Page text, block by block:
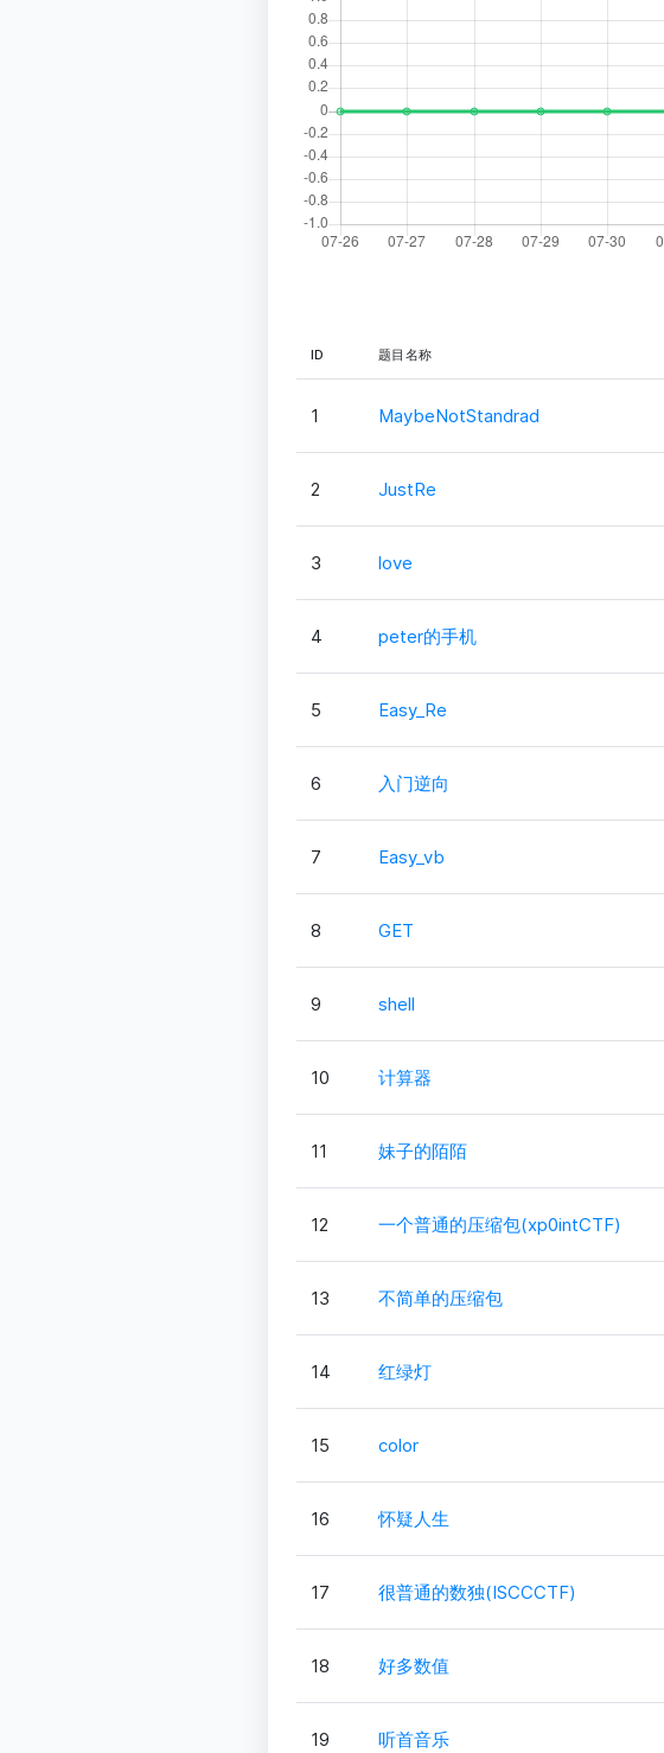
ID 题目名称
1 MaybeNotStandrad
2 JustRe
3 love
4 peter的手机
5 Easy_Re
6 入门逆向
7 Easy_vb
8 GET
9 shell
10 计算器
11 妹子的陌陌
12 一个普通的压缩包(xp0intCTF)
13 不简单的压缩包
14 红绿灯
15 color
16 怀疑人生
17 很普通的数独(ISCCCTF)
18 好多数值
19 听首音乐